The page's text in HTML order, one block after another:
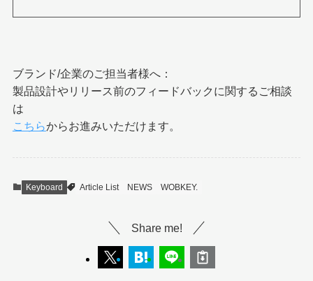
ブランド/企業のご担当者様へ：
製品設計やリリース前のフィードバックに関するご相談
は
こちらからお進みいただけます。
Keyboard Article List NEWS WOBKEY.
Share me!